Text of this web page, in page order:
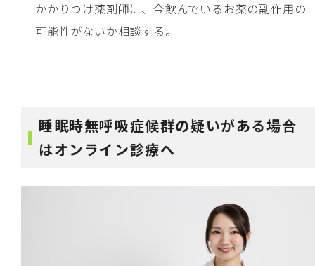
かかりつけ薬剤師に、今飲んでいるお薬の副作用の
可能性がないか相談する。
睡眠時無呼吸症候群の疑いがある場合
はオンライン診療へ